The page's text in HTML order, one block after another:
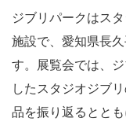
ジブリパークはス
施設で、愛知県長
す。展覧会では、
したスタジオジブ
品を振り返るとと